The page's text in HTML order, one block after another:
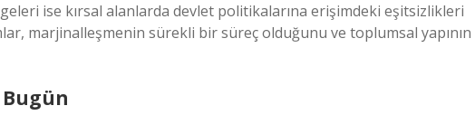
ise kırsal alanlarda devlet politikalarına erişimdeki eşitsizlikleri
marjinalleşmenin sürekli bir süreç olduğunu ve toplumsal yapının
Bugün